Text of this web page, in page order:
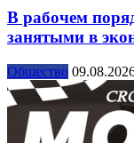
В рабочем
занятыми в
Общество